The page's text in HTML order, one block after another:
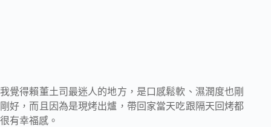
我覺得賴董土司最迷人的地方，是口感鬆軟、濕潤度也剛
剛好，而且因為是現烤出爐，帶回家當天吃跟隔天回烤都
很有幸福感。